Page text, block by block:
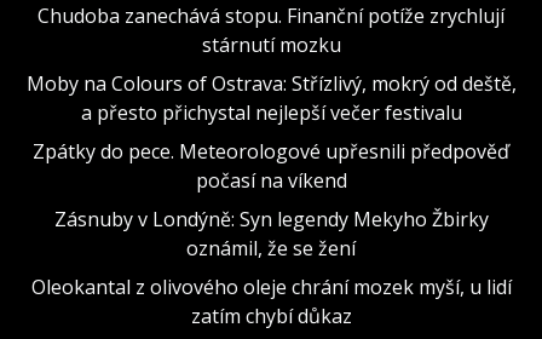
Chudoba zanechává stopu. Finanční potíže zrychlují
stárnutí mozku
Moby na Colours of Ostrava: Střízlivý, mokrý od deště,
a přesto přichystal nejlepší večer festivalu
Zpátky do pece. Meteorologové upřesnili předpověď
počasí na víkend
Zásnuby v Londýně: Syn legendy Mekyho Žbirky
oznámil, že se žení
Oleokantal z olivového oleje chrání mozek myší, u lidí
zatím chybí důkaz